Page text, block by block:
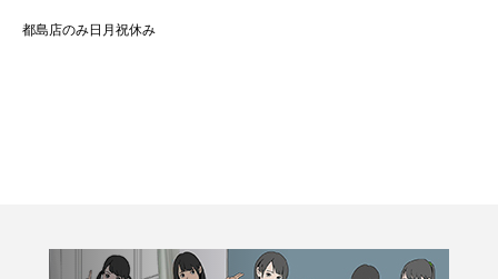
都島店のみ日月祝休み